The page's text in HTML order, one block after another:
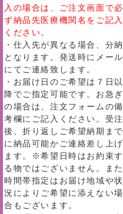
入の場合は、ご注文画面で必
ず納品先医療機関名をご記入
ください。
・仕入先が異なる場合、分納
となります。発送時にメール
にてご連絡致します。
・お届け日のご希望は７日以
降でご指定可能です。お急ぎ
の場合は、注文フォームの備
考欄にご記入ください。受注
後、折り返しご希望納期まで
に納品可能かご連絡差し上げ
ます。※希望日時はお約束す
る物ではございません。また
時間帯指定はお届け地域や状
況によりご希望に添えない場
合もございます。